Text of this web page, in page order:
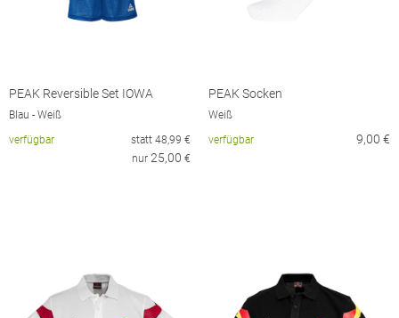
PEAK Reversible Set IOWA
Blau - Weiß
verfügbar
statt 48,99 €
nur 25,00 €
PEAK Socken
Weiß
verfügbar
9,00 €